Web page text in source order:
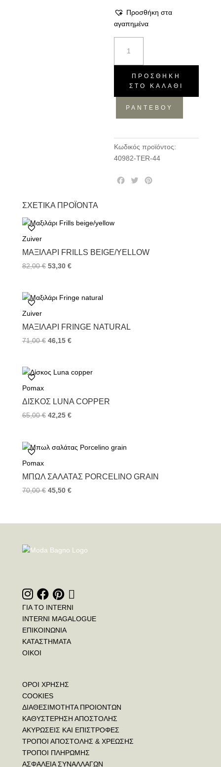
Προσθήκη στα
αγαπημένα
Breakfast
Primeval
Terracotta
ποσότητα
ΠΡΟΣΘΉΚΗ
ΣΤΟ ΚΑΛΆΘΙ
ΡΑΝΤΕΒΟΥ
Κωδικός προϊόντος:
40982-TER-44
k
T
ΣΧΕΤΙΚΆ ΠΡΟΪΌΝΤΑ
Zuiver
ΜΑΞΙΛΆΡΙ FRILLS BEIGE/YELLOW
82,00€ 53,30 €
Zuiver
ΜΑΞΙΛΆΡΙ FRINGE NATURAL
71,00€ 46,15 €
Pomax
ΔΊΣΚΟΣ LUNA COPPER
65,00€ 42,25 €
Pomax
ΜΠΩΛ ΣΑΛΆΤΑΣ PORCELINO GRAIN
70,00€ 45,50 €
ΓΙΑ ΤΟ INTERNI
INTERNI MAGALOGUE
ΕΠΙΚΟΙΝΩΝΙΑ
ΚΑΤΑΣΤΗΜΑΤΑ
ΟΙΚΟΙ
ΟΡΟΙ ΧΡΗΣΗΣ
COOKIES
ΔΙΑΘΕΣΙΜΟΤΗΤΑ ΠΡΟΙΟΝΤΩΝ
ΚΑΘΥΣΤΕΡΗΣΗ ΑΠΟΣΤΟΛΗΣ
ΑΚΥΡΩΣΕΙΣ ΚΑΙ ΕΠΙΣΤΡΟΦΕΣ
ΤΡΟΠΟΙ ΑΠΟΣΤΟΛΗΣ & ΧΡΕΩΣΗΣ
ΤΡΟΠΟΙ ΠΛΗΡΩΜΗΣ
ΑΣΦΑΛΕΙΑ ΣΥΝΑΛΛΑΓΩΝ